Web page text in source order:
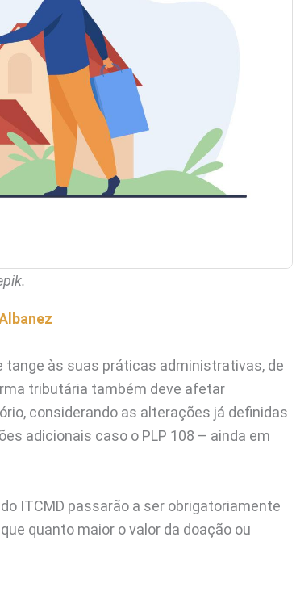
às suas práticas administrativas, de
tributária também deve afetar
considerando as alterações já definidas
adicionais caso o PLP 108 – ainda em
ITCMD passarão a ser obrigatoriamente
quanto maior o valor da doação ou